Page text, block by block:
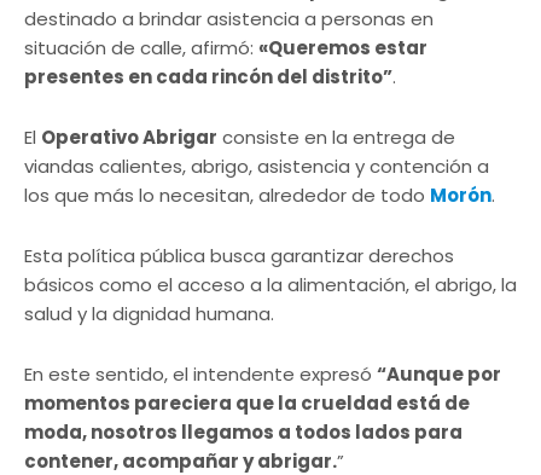
destinado a brindar asistencia a personas en
situación de calle, afirmó: «Queremos estar
presentes en cada rincón del distrito”.
El Operativo Abrigar consiste en la entrega de
viandas calientes, abrigo, asistencia y contención a
los que más lo necesitan, alrededor de todo Morón.
Esta política pública busca garantizar derechos
básicos como el acceso a la alimentación, el abrigo, la
salud y la dignidad humana.
En este sentido, el intendente expresó “Aunque por
momentos pareciera que la crueldad está de
moda, nosotros llegamos a todos lados para
contener, acompañar y abrigar.”